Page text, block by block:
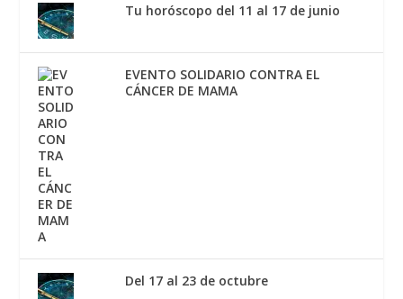
Tu horóscopo del 11 al 17 de junio
EVENTO SOLIDARIO CONTRA EL
CÁNCER DE MAMA
Del 17 al 23 de octubre